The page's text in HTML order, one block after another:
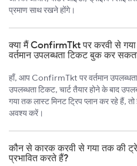
प्रमाण साथ रखने होंगे।
क्या मैं ConfirmTkt पर करवी से
वर्तमान उपलब्धता टिकट बुक कर
हाँ, आप ConfirmTkt पर वर्तमान
उपलब्धता टिकट, चार्ट तैयार होने के बाद
गया तक लास्ट मिनट ट्रिप प्लान कर रहे हैं, तो
अवश्य करें।
कौन से कारक करवी से गया तक की
प्रभावित करते हैं?